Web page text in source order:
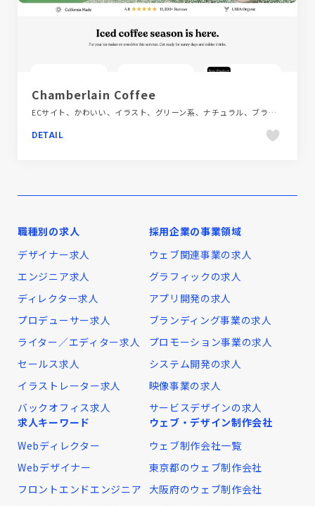
Chamberlain Coffee
ECサイト、かわいい、イラスト、グリーン系、ナチュラル、ブランド・サービスサイト、ポップ、大きめ写真、海外サイト、飲料・食品、飲食店・グルメ・ウェディング
DETAIL
職種別の求人
デザイナー求人
エンジニア求人
ディレクター求人
プロデューサー求人
ライター／エディター求人
セールス求人
イラストレーター求人
バックオフィス求人
採用企業の事業領域
ウェブ関連事業の求人
グラフィックの求人
アプリ開発の求人
ブランディング事業の求人
プロモーション事業の求人
システム開発の求人
映像事業の求人
サービスデザインの求人
求人キーワード
Webディレクター
Webデザイナー
フロントエンドエンジニア
ウェブ・デザイン制作会社
ウェブ制作会社一覧
東京都のウェブ制作会社
大阪府のウェブ制作会社